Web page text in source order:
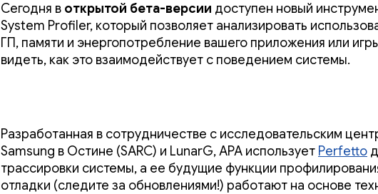
Сегодня в открытой бета-версии доступен новый
System Profiler, который позволяет анализировать
ГП, памяти и энергопотребление вашего приложения или
видеть, как это взаимодействует с поведением системы.
Разработанная в сотрудничестве с исследовательским
Samsung в Остине (SARC) и LunarG, APA использует Perfetto
трассировки системы, а ее будущие функции
отладки (следите за обновлениями!) работают на основе